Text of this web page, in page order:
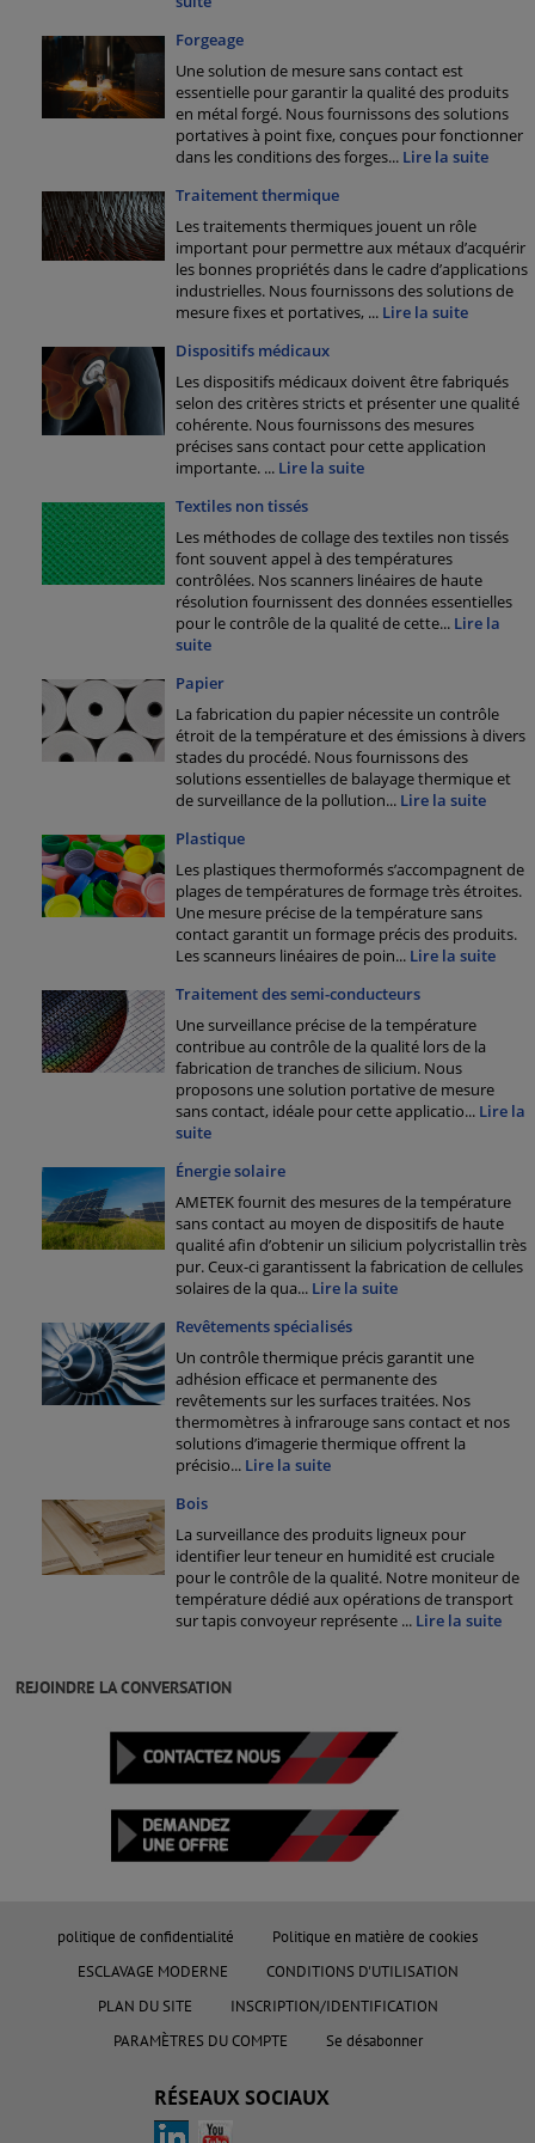
Forgeage
Une solution de mesure sans contact est
essentielle pour garantir la qualité des produits
en métal forgé. Nous fournissons des solutions
portatives à point fixe, conçues pour fonctionner
dans les conditions des forges... Lire la suite
Traitement thermique
Les traitements thermiques jouent un rôle
important pour permettre aux métaux d’acquérir
les bonnes propriétés dans le cadre d’applications
industrielles. Nous fournissons des solutions de
mesure fixes et portatives, ... Lire la suite
Dispositifs médicaux
Les dispositifs médicaux doivent être fabriqués
selon des critères stricts et présenter une qualité
cohérente. Nous fournissons des mesures
précises sans contact pour cette application
importante. ... Lire la suite
Textiles non tissés
Les méthodes de collage des textiles non tissés
font souvent appel à des températures
contrôlées. Nos scanners linéaires de haute
résolution fournissent des données essentielles
pour le contrôle de la qualité de cette... Lire la
suite
Papier
La fabrication du papier nécessite un contrôle
étroit de la température et des émissions à divers
stades du procédé. Nous fournissons des
solutions essentielles de balayage thermique et
de surveillance de la pollution... Lire la suite
Plastique
Les plastiques thermoformés s’accompagnent de
plages de températures de formage très étroites.
Une mesure précise de la température sans
contact garantit un formage précis des produits.
Les scanneurs linéaires de poin... Lire la suite
Traitement des semi-conducteurs
Une surveillance précise de la température
contribue au contrôle de la qualité lors de la
fabrication de tranches de silicium. Nous
proposons une solution portative de mesure
sans contact, idéale pour cette applicatio... Lire la
suite
Énergie solaire
AMETEK fournit des mesures de la température
sans contact au moyen de dispositifs de haute
qualité afin d’obtenir un silicium polycristallin très
pur. Ceux-ci garantissent la fabrication de cellules
solaires de la qua... Lire la suite
Revêtements spécialisés
Un contrôle thermique précis garantit une
adhésion efficace et permanente des
revêtements sur les surfaces traitées. Nos
thermomètres à infrarouge sans contact et nos
solutions d’imagerie thermique offrent la
précisio... Lire la suite
Bois
La surveillance des produits ligneux pour
identifier leur teneur en humidité est cruciale
pour le contrôle de la qualité. Notre moniteur de
température dédié aux opérations de transport
sur tapis convoyeur représente ... Lire la suite
REJOINDRE LA CONVERSATION
politique de confidentialité
Politique en matière de cookies
ESCLAVAGE MODERNE
CONDITIONS D'UTILISATION
PLAN DU SITE
INSCRIPTION/IDENTIFICATION
PARAMÈTRES DU COMPTE
Se désabonner
RÉSEAUX SOCIAUX